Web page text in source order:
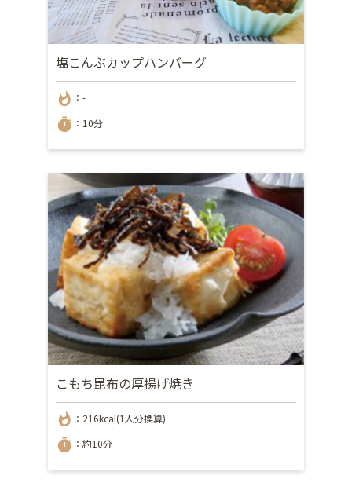
塩こんぶカップハンバーグ
whatshot ：-
timer ：10分
こもち昆布の厚揚げ焼き
whatshot ：216kcal(1人分換算)
timer ：約10分